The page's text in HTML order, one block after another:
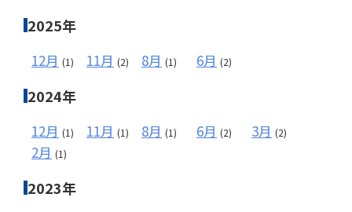
2025年
12月 (1) 11月 (2) 8月 (1) 6月 (2)
2024年
12月 (1) 11月 (1) 8月 (1) 6月 (2) 3月 (2)
2月 (1)
2023年